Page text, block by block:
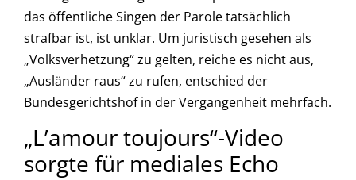
das öffentliche Singen der Parole tatsächlich
strafbar ist, ist unklar. Um juristisch gesehen als
„Volksverhetzung“ zu gelten, reiche es nicht aus,
„Ausländer raus“ zu rufen, entschied der
Bundesgerichtshof in der Vergangenheit mehrfach.
„L’amour toujours“-Video
sorgte für mediales Echo